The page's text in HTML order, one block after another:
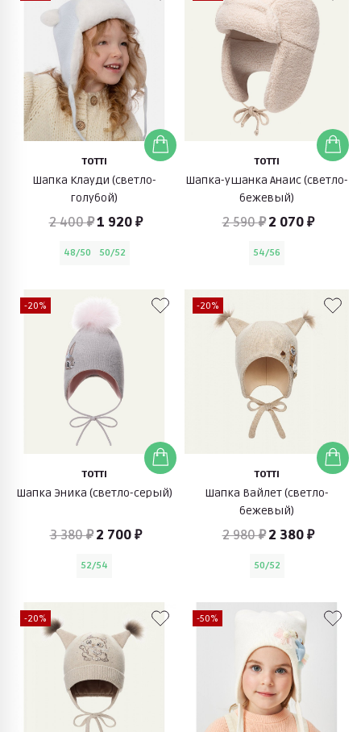
TOTTI
Шапка Клауди (светло-
голубой)
2 400 ₽1 920 ₽
48/50 50/52
TOTTI
Шапка-ушанка Анаис (светло-
бежевый)
2 590 ₽ 2 070 ₽
54/56
-20%
TOTTI
Шапка Эника (светло-серый)
3 380 ₽ 2 700 ₽
52/54
-20%
TOTTI
Шапка Вайлет (светло-
бежевый)
2 980 ₽ 2 380 ₽
50/52
-20% -50%